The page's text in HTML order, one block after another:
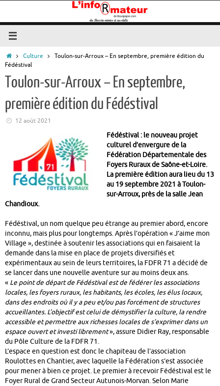
contenu
Accueil
Culture
Toulon-sur-Arroux – En septembre, première édition du
Fédéstival
Toulon-sur-Arroux – En septembre,
première édition du Fédéstival
12 août 2021
Fédéstival : le nouveau projet
culturel d’envergure de la
Fédération Départementale des
Foyers Ruraux de Saône-et-Loire.
La première édition aura lieu du 13
au 19 septembre 2021 à Toulon-
sur-Arroux, près de la salle Jean
Chandioux.
Fédéstival, un nom quelque peu étrange au premier abord, encore
inconnu, mais plus pour longtemps. Après l’opération « J’aime mon
Village », destinée à soutenir les associations qui en faisaient la
demande dans la mise en place de projets diversifiés et
expérimentaux au sein de leurs territoires, la FDFR 71 a décidé de
se lancer dans une nouvelle aventure sur au moins deux ans.
« Le point de départ de Fédéstival est de fédérer les associations
locales, les foyers ruraux, les habitants, les écoles, les élus locaux,
dans des endroits où il y a peu et/ou pas forcément de structures
accueillantes. L’objectif est celui de démystifier la culture, la rendre
accessible et permettre aux richesses locales de s’exprimer dans un
espace ouvert et investi librement», assure Didier Ray, responsable
du Pôle Culture de la FDFR 71.
L’espace en question est donc le chapiteau de l’association
Roulottes en Chantier, avec laquelle la Fédération s’est associée
pour mener à bien ce projet. Le premier à recevoir Fédéstival est le
Foyer Rural de Grand Secteur Autunois-Morvan. Selon Marie